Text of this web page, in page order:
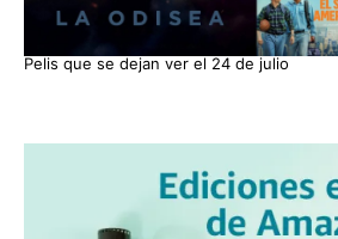
Pelis que se dejan ver el 24 de julio